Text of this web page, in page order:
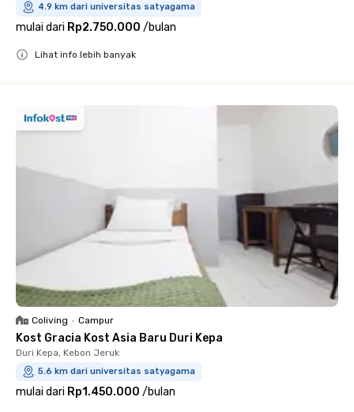
4.9 km dari universitas satyagama
mulai dari Rp2.750.000 /bulan
Lihat info lebih banyak
Coliving • Campur
Kost Gracia Kost Asia Baru Duri Kepa
Duri Kepa, Kebon Jeruk
5.6 km dari universitas satyagama
mulai dari Rp1.450.000 /bulan